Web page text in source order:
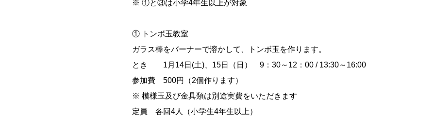
※ ①と③は小学4年生以上が対象
① トンボ玉教室
ガラス棒をバーナーで溶かして、トンボ玉を作ります。
とき 1月14日(土)、15日（日） 9：30～12：00 / 13:30～16:00
参加費 500円（2個作ります）
※ 模様玉及び金具類は別途実費をいただきます
定員 各回4人（小学生4年生以上）